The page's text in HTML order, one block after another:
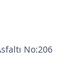
No:206